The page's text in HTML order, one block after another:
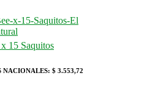
15 Saquitos
NACIONALES: $ 3.553,72